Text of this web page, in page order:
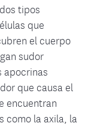
tipos
que
el cuerpo
sudor
apocrinas
que causa el
encuentran
como la axila, la